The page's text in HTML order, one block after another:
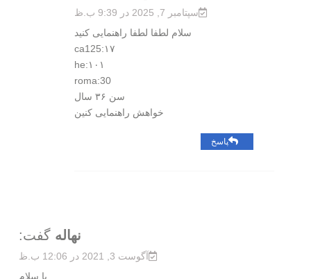
سپتامبر 7, 2025 در 9:39 ب.ظ
سلام لطفا لطفا راهنمایی کنید
۱۷:ca125
۱۰۱:he
roma:30
سن ۳۶ سال
خواهش راهنمایی کنین
پاسخ
نهاله گفت:
آگوست 3, 2021 در 12:06 ب.ظ
با سلام